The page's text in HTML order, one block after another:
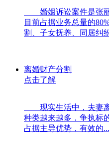
婚姻诉讼案件是张丽
目前占据业务总量的
割、子女抚养、同居纠
离婚财产分割
点击了解
现实生活中，夫妻离
种类越来越多，争执标
占据主导优势，有效的...